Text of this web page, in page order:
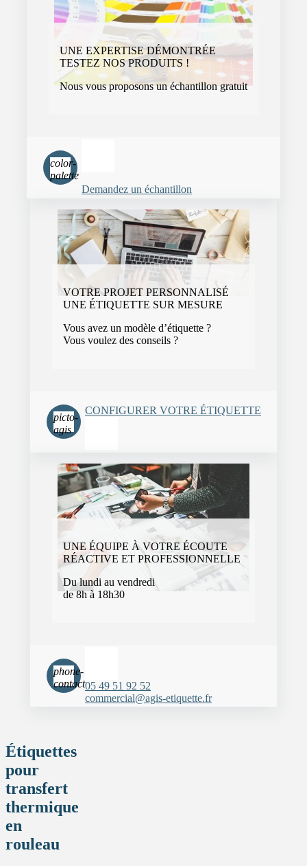
UNE EXPERTISE DÉMONTRÉE
TESTEZ NOS PRODUITS !
Nous vous proposons un échantillon gratuit
color-
palette
Demandez un échantillon
VOTRE PROJET PERSONNALISÉ
UNE ÉTIQUETTE SUR MESURE
Vous avez un modèle d’étiquette ?
Vous voulez des conseils ?
CONFIGURER VOTRE ÉTIQUETTE
picto-
agis
UNE ÉQUIPE À VOTRE ÉCOUTE
RÉACTIVE ET PROFESSIONNELLE
Du lundi au vendredi
de 8h à 18h30
phone-
contact05 49 51 92 52
commercial@agis-etiquette.fr
Étiquettes
pour
transfert
thermique
en
rouleau